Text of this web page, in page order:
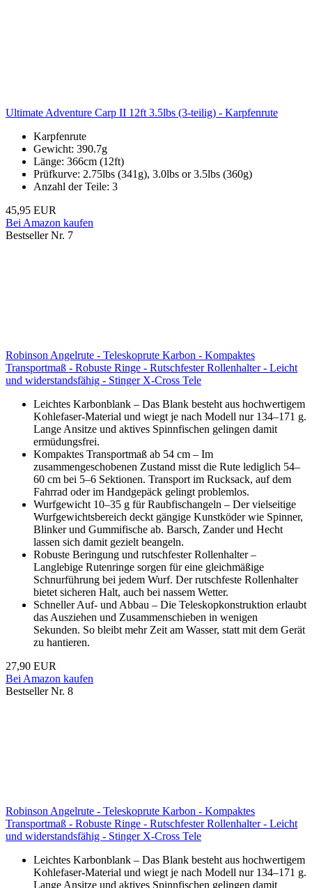
Ultimate Adventure Carp II 12ft 3.5lbs (3-teilig) - Karpfenrute
Karpfenrute
Gewicht: 390.7g
Länge: 366cm (12ft)
Prüfkurve: 2.75lbs (341g), 3.0lbs or 3.5lbs (360g)
Anzahl der Teile: 3
45,95 EUR
Bei Amazon kaufen
Bestseller Nr. 7
Robinson Angelrute - Teleskoprute Karbon - Kompaktes
Transportmaß - Robuste Ringe - Rutschfester Rollenhalter - Leicht
und widerstandsfähig - Stinger X-Cross Tele
Leichtes Karbonblank – Das Blank besteht aus hochwertigem
Kohlefaser-Material und wiegt je nach Modell nur 134–171 g.
Lange Ansitze und aktives Spinnfischen gelingen damit
ermüdungsfrei.
Kompaktes Transportmaß ab 54 cm – Im
zusammengeschobenen Zustand misst die Rute lediglich 54–
60 cm bei 5–6 Sektionen. Transport im Rucksack, auf dem
Fahrrad oder im Handgepäck gelingt problemlos.
Wurfgewicht 10–35 g für Raubfischangeln – Der vielseitige
Wurfgewichtsbereich deckt gängige Kunstköder wie Spinner,
Blinker und Gummifische ab. Barsch, Zander und Hecht
lassen sich damit gezielt beangeln.
Robuste Beringung und rutschfester Rollenhalter –
Langlebige Rutenringe sorgen für eine gleichmäßige
Schnurführung bei jedem Wurf. Der rutschfeste Rollenhalter
bietet sicheren Halt, auch bei nassem Wetter.
Schneller Auf- und Abbau – Die Teleskopkonstruktion erlaubt
das Ausziehen und Zusammenschieben in wenigen
Sekunden. So bleibt mehr Zeit am Wasser, statt mit dem Gerät
zu hantieren.
27,90 EUR
Bei Amazon kaufen
Bestseller Nr. 8
Robinson Angelrute - Teleskoprute Karbon - Kompaktes
Transportmaß - Robuste Ringe - Rutschfester Rollenhalter - Leicht
und widerstandsfähig - Stinger X-Cross Tele
Leichtes Karbonblank – Das Blank besteht aus hochwertigem
Kohlefaser-Material und wiegt je nach Modell nur 134–171 g.
Lange Ansitze und aktives Spinnfischen gelingen damit